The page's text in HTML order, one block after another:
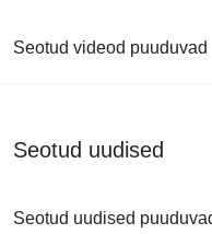
Seotud videod puuduvad
Seotud uudised
Seotud uudised